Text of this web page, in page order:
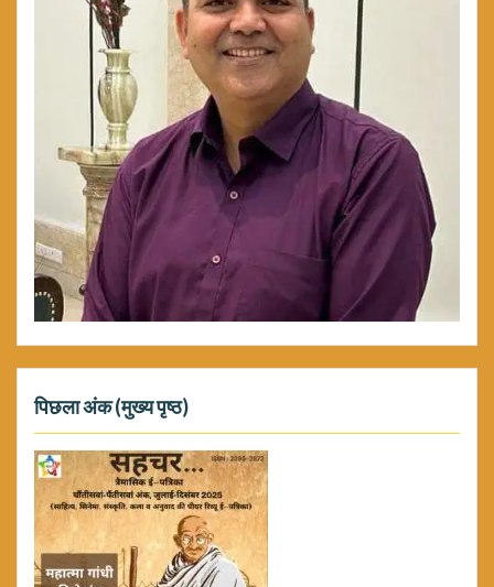
पिछला अंक (मुख्य पृष्ठ)